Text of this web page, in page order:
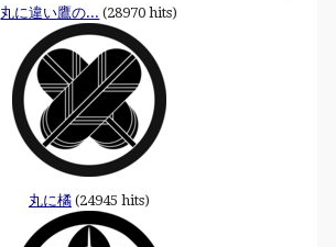
丸に違い鷹の... (28970 hits)
丸に橘(24945 hits)